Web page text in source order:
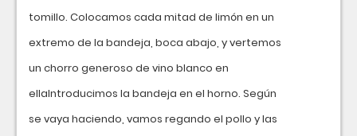
tomillo. Colocamos cada mitad de limón en un
extremo de la bandeja, boca abajo, y vertemos
un chorro generoso de vino blanco en
ellaIntroducimos la bandeja en el horno. Según
se vaya haciendo, vamos regando el pollo y las